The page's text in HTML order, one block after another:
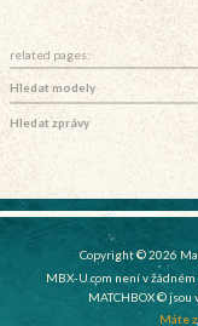
related pages:
Hledat modely
Hledat zprávy
Copyright © 2026
MBX-U.com není v
MATCHBOX ©
Máte